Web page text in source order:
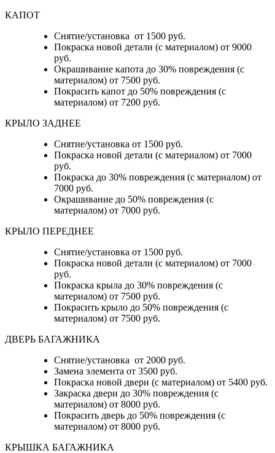
КАПОТ
Снятие/установка от 1500 руб.
Покраска новой детали (с материалом) от 9000
руб.
Окрашивание капота до 30% повреждения (с
материалом) от 7500 руб.
Покрасить капот до 50% повреждения (с
материалом) от 7200 руб.
КРЫЛО ЗАДНЕЕ
Снятие/установка от 1500 руб.
Покраска новой детали (с материалом) от 7000
руб.
Покраска до 30% повреждения (с материалом) от
7000 руб.
Окрашивание до 50% повреждения (с
материалом) от 7000 руб.
КРЫЛО ПЕРЕДНЕЕ
Снятие/установка от 1500 руб.
Покраска новой детали (с материалом) от 7000
руб.
Покраска крыла до 30% повреждения (с
материалом) от 7500 руб.
Покрасить крыло до 50% повреждения (с
материалом) от 7500 руб.
ДВЕРЬ БАГАЖНИКА
Снятие/установка от 2000 руб.
Замена элемента от 3500 руб.
Покраска новой двери (с материалом) от 5400 руб.
Закраска двери до 30% повреждения (с
материалом) от 8000 руб.
Покрасить дверь до 50% повреждения (с
материалом) от 8000 руб.
КРЫШКА БАГАЖНИКА